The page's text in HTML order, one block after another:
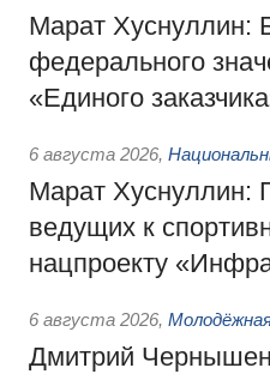
Марат Хуснуллин:
федерального
«Единого
6 августа 2026,
Марат Хуснуллин:
ведущих к
нацпроекту
6 августа 2026,
Дмитрий